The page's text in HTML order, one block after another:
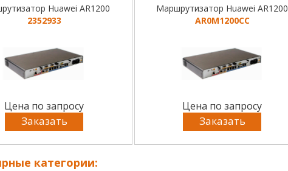
Huawei AR1200
2352933
Цена по запросу
Заказать
Маршрутизатор Huawei AR1200
AR0M1200CC
Цена по запросу
Заказать
категории: